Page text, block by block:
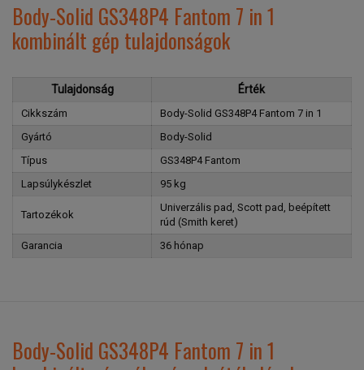
Body-Solid GS348P4 Fantom 7 in 1
kombinált gép tulajdonságok
Tulajdonság Érték
Cikkszám
Body-Solid GS348P4 Fantom 7 in 1
Gyártó
Body-Solid
Típus
GS348P4 Fantom
Lapsúlykészlet
95 kg
Tartozékok
Univerzális pad, Scott pad, beépített
rúd (Smith keret)
Garancia
36 hónap
Body-Solid GS348P4 Fantom 7 in 1